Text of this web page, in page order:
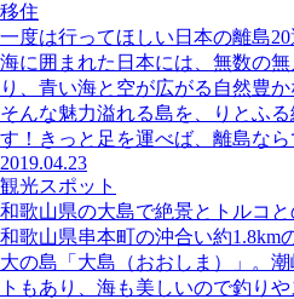
移住
一度は行ってほしい日本の離島20
海に囲まれた日本には、無数の
り、青い海と空が広がる自然豊
そんな魅力溢れる島を、りとふ
す！きっと足を運べば、離島な
2019.04.23
観光スポット
和歌山県の大島で絶景とトルコ
和歌山県串本町の沖合い約1.8km
大の島「大島（おおしま）」。
トもあり、海も美しいので釣り